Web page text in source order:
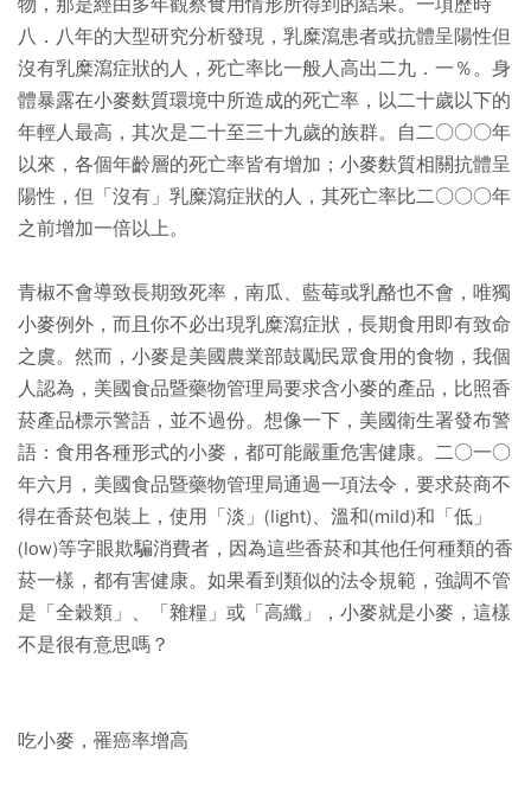
物，那是經由多年觀察食用情形所得到的結果。一項歷時
八．八年的大型研究分析發現，乳糜瀉患者或抗體呈陽性但
沒有乳糜瀉症狀的人，死亡率比一般人高出二九．一％。身
體暴露在小麥麩質環境中所造成的死亡率，以二十歲以下的
年輕人最高，其次是二十至三十九歲的族群。自二○○○年
以來，各個年齡層的死亡率皆有增加；小麥麩質相關抗體呈
陽性，但「沒有」乳糜瀉症狀的人，其死亡率比二○○○年
之前增加一倍以上。
青椒不會導致長期致死率，南瓜、藍莓或乳酪也不會，唯獨
小麥例外，而且你不必出現乳糜瀉症狀，長期食用即有致命
之虞。然而，小麥是美國農業部鼓勵民眾食用的食物，我個
人認為，美國食品暨藥物管理局要求含小麥的產品，比照香
菸產品標示警語，並不過份。想像一下，美國衛生署發布警
語：食用各種形式的小麥，都可能嚴重危害健康。二○一○
年六月，美國食品暨藥物管理局通過一項法令，要求菸商不
得在香菸包裝上，使用「淡」(light)、溫和(mild)和「低」
(low)等字眼欺騙消費者，因為這些香菸和其他任何種類的香
菸一樣，都有害健康。如果看到類似的法令規範，強調不管
是「全穀類」、「雜糧」或「高纖」，小麥就是小麥，這樣
不是很有意思嗎？
吃小麥，罹癌率增高